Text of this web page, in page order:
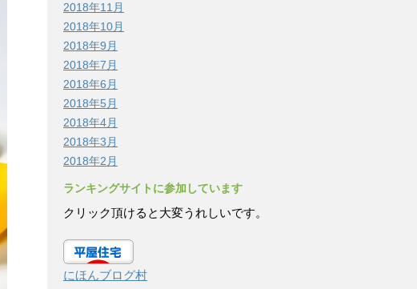
2018年11月
2018年10月
2018年9月
2018年7月
2018年6月
2018年5月
2018年4月
2018年3月
2018年2月
ランキングサイトに参加しています
クリック頂けると大変うれしいです。
にほんブログ村